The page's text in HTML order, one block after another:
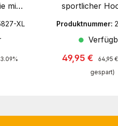
mit
&
SIG
XL
Preis:
sportlicher
tabler
Lifestyle-
SAUER
SAUER
Charcoal/Black
Produktnummer:
Verkaufspreis:
49,95 € 64,95 €
gespart)